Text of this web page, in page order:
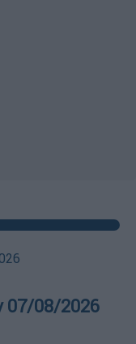
07/08/2026